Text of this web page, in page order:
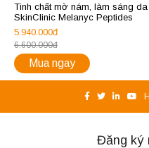
Tinh chất mờ nám, làm sáng da
SkinClinic Melanyc Peptides
5.940.000đ
6.600.000đ
Mua ngay
Đăng ký